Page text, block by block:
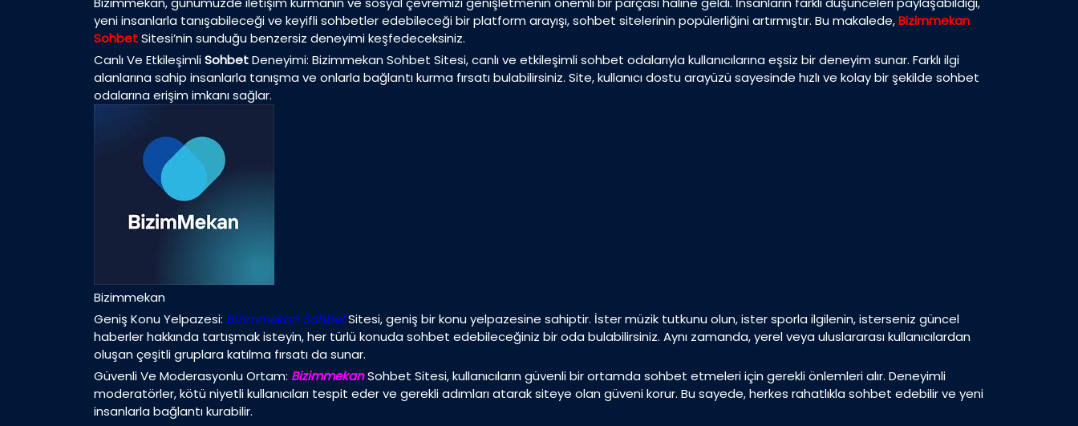
yeni insanlarla tanışabileceği ve keyifli sohbetler edebileceği bir platform arayışı, sohbet sitelerinin popülerliğini artırmıştır. Bu makalede,Bizimmekan
SohbetSitesi’nin sunduğu benzersiz deneyimi keşfedeceksiniz.
Canlı Ve EtkileşimliSohbetDeneyimi: Bizimmekan Sohbet Sitesi, canlı ve etkileşimli sohbet odalarıyla kullanıcılarına eşsiz bir deneyim sunar. Farklı ilgi
alanlarına sahip insanlarla tanışma ve onlarla bağlantı kurma fırsatı bulabilirsiniz. Site, kullanıcı dostu arayüzü sayesinde hızlı ve kolay bir şekilde sohbet
odalarına erişim imkanı sağlar.
Bizimmekan
Geniş Konu Yelpazesi: Bizimmekan SohbetSitesi, geniş bir konu yelpazesine sahiptir. İster müzik tutkunu olun, ister sporla ilgilenin, isterseniz güncel
haberler hakkında tartışmak isteyin, her türlü konuda sohbet edebileceğiniz bir oda bulabilirsiniz. Aynı zamanda, yerel veya uluslararası kullanıcılardan
oluşan çeşitli gruplara katılma fırsatı da sunar.
Güvenli Ve Moderasyonlu Ortam: BizimmekanSohbet Sitesi, kullanıcıların güvenli bir ortamda sohbet etmeleri için gerekli önlemleri alır. Deneyimli
moderatörler, kötü niyetli kullanıcıları tespit eder ve gerekli adımları atarak siteye olan güveni korur. Bu sayede, herkes rahatlıkla sohbet edebilir ve yeni
insanlarla bağlantı kurabilir.